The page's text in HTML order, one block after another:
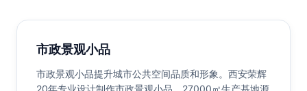
市政景观小品
市政景观小品提升城市公共空间品质和形象。西安荣辉
20年专业设计制作市政景观小品，27000㎡生产基地源